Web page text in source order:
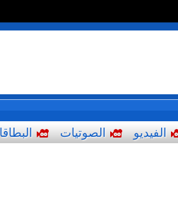
الفيديو الصوتيات